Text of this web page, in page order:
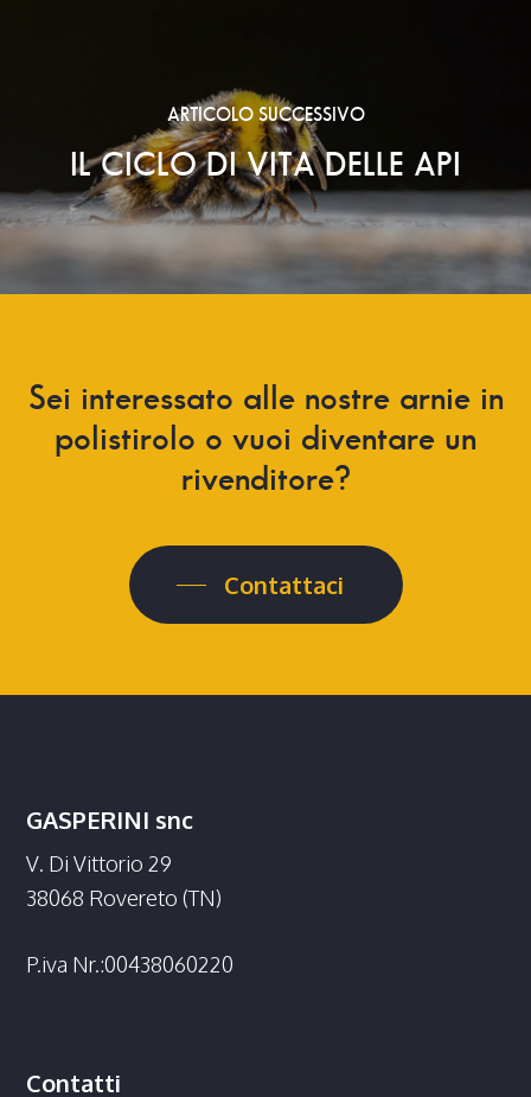
ARTICOLO SUCCESSIVO
IL CICLO DI VITA DELLE API
Sei interessato alle nostre arnie in
polistirolo o vuoi diventare un
rivenditore?
Contattaci
GASPERINI snc
V. Di Vittorio 29
38068 Rovereto (TN)
P.iva Nr.:00438060220
Contatti